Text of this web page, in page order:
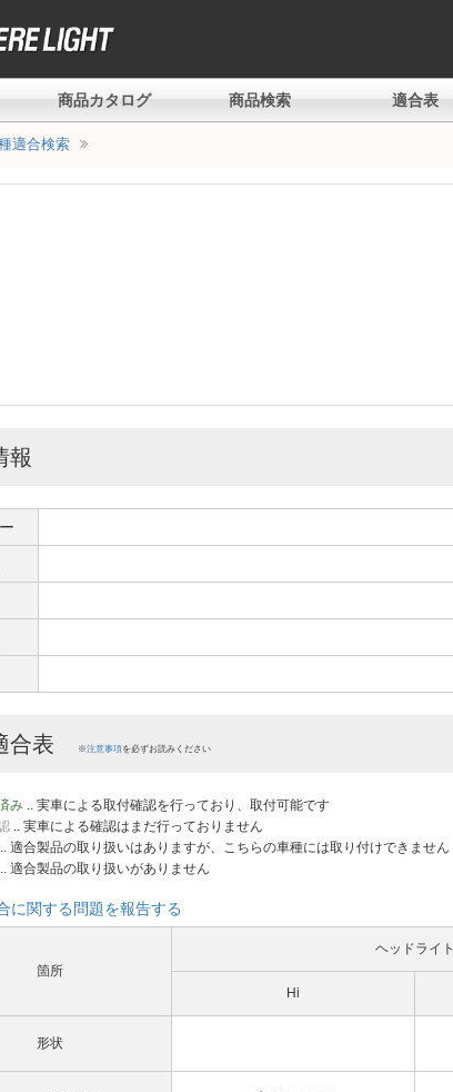
商品カタログ 商品検索 適合表
適合検索
報
合表 ※注意事項を必ずお読みください
み .. 実車による取付確認を行っており、取付可能です
.. 実車による確認はまだ行っておりません
.. 適合製品の取り扱いはありますが、こちらの車種には取り付けできません
.. 適合製品の取り扱いがありません
に関する問題を報告する
箇所
ヘッドライト
Hi
形状